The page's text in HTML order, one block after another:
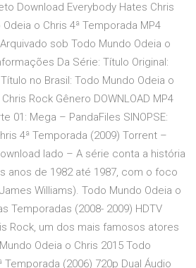
Download Everybody Hates Chris
o Chris 4ª Temporada MP4
sob Todo Mundo Odeia o
Da Série: Título Original:
no Brasil: Todo Mundo Odeia o
Rock Gênero DOWNLOAD MP4
01: Mega – PandaFiles SINOPSE:
4ª Temporada (2009) Torrent –
lado – A série conta a história
anos de 1982 até 1987, com o foco
Williams). Todo Mundo Odeia o
Temporadas (2008- 2009) HDTV
Rock, um dos mais famosos atores
Odeia o Chris 2015 Todo
Temporada (2006) 720p Dual Áudio